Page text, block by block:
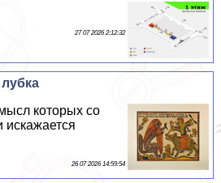
27 07 2026 2:12:32
которых со
искажается
26 07 2026 14:59:54